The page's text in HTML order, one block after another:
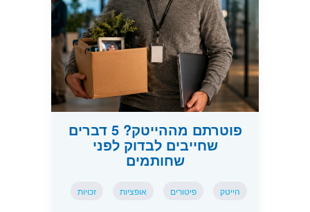
פוטרתם מההייטק? 5 דברים
שחייבים לבדוק לפני
שחותמים
הייטק פיטורים אופציות זכויות